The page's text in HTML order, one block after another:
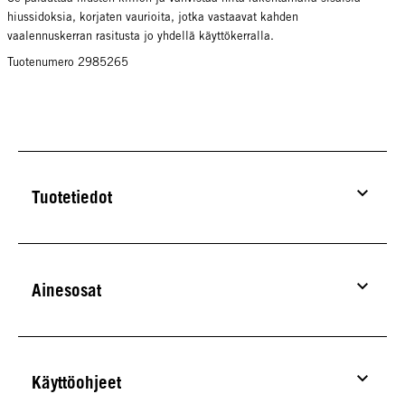
hiussidoksia, korjaten vaurioita, jotka vastaavat kahden
vaalennuskerran rasitusta jo yhdellä käyttökerralla.
Tuotenumero 2985265
Tuotetiedot
Ainesosat
Käyttöohjeet